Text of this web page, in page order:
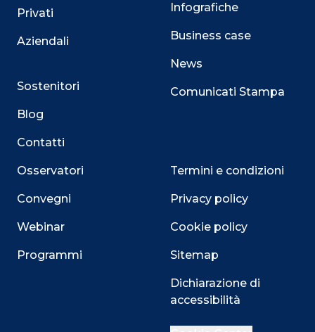
Privati
Aziendali
Sostenitori
Blog
Contatti
Osservatori
Convegni
Webinar
Programmi
Infografiche
Business case
News
Comunicati Stampa
Termini e condizioni
Privacy policy
Cookie policy
Sitemap
Dichiarazione di
accessibilità